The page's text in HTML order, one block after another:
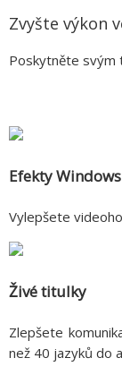
Zvyšte výkon
Poskytněte svým
Efekty
Vylepšete
Živé titulky
Zlepšete
než 40 jazyků do